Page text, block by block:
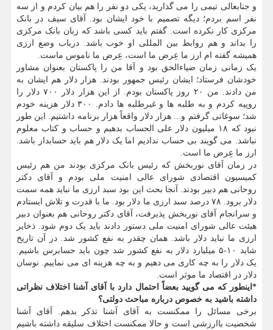
و جنابعالی تیمی را می گذارید، یکی دو نفر را هم بیان کردم و از سه
نفر اسم بردم؛ دیگه تصمیم با خود ایشان بود. آقای سیف در بانک
مرکزی کار نکرده است. گفتم باید کسی باشد که زبان بانک مرکزی
را بداند و هم روابط بین المللی او خوب باشد. درباب وضع ارزی
همیشه گفته ام ارز ما عِرض ما است، عِرض ما ناموس ماست.
یک زمانی زمان ضیاءالحق بود و آقا من را پاکستان بعنوان مشاور
خودشان فرستاد؛ ایشان رئیس جمهور بودند. هزار دلار هم ایشان به
من دادند. من ۲۰ روز پاکستان بودم. از این هزار دلار ۷۰۰ دلار را
روپیه کردم و به طلبه ها و غیرطلبه ها دادم. ۳۰۰ دلار هزینه خودم
شد؛ سوغاتی گرفتم و... هزار دلار واقعاً هزار برنامه داشتیم. این طور
نبود که ۱۸ میلیون دلار علی الحساب بدهیم و حساب و کتاب معلوم
نباشد. می گویند بی حساب ندادیم اما یک دلار هم باید حسابدار باشد.
ارز ما عِرض ما است.
در زمان آقای نوربخش که رئیس بانک مرکزی بودند من هم رئیس
کمیسیون اقتصادی شورای عالی امنیت ملی بودم و آقای دکتر
روحانی هم دبیر بودند. آنجا بحث این بود سبد ارزی ما نباید همه سمت
دلار برود. ۷۸ درصد سبد ارزی ما دلار بود. ما با قدرت و تلاش ایستادم
و سرانجام آقای نوربخش پذیرفت، آقای دکتر روحانی هم بعنوان دبیر
هیئت عالی شورای امنیت ملی دستور دادند باید یک دوم شود. ذخایر
ارزی ما نباید دلار باشد. همان چقدر به نفع کشور شد. در آن تاریخ
شاید ۱۰-۵ میلیارد دلار به نفع کشور شد چون باید حسابرس باشیم.
یک دلار را به چه کاری می دهیم و به چه هزینه ای می نماییم. نوسان
دلار در اقتصاد ما موثر است.
*اینطور که می گویید بعضاً احتمال دارد با آقای آشنا اختلاف نظراتی
داشته باشید به خصوص درباره مباحث دولتی؟
برخی مسائل را ممکنست به آقای آشنا تذکر بدهم. آقای آشنا
شخصیت باارزشی است و حالا ممکنست اختلاف سلیقه داشته باشیم